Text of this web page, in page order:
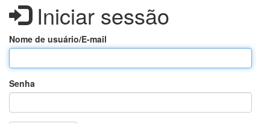
Iniciar sessão
Nome de usuário/E-mail
Senha